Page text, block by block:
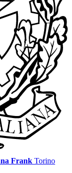
Frank Torino